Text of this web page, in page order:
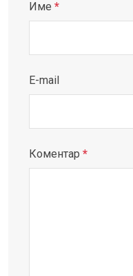
Име *
E-mail
Коментар *